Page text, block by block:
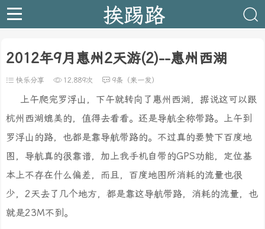
挨踢路
2012年9月惠州2天游(2)--惠州西湖
快乐分享 12,889次 9条（来一发）
上午爬完罗浮山，下午就转向了惠州西湖，据说这可以跟
杭州西湖媲美的，值得去看看。还是导航全称带路。上午到
罗浮山的路，也都是靠导航带路的。不过真的要赞下百度地
图，导航真的很靠谱，加上我手机自带的GPS功能，定位基
本上不存在什么偏差，而且，百度地图所消耗的流量也很
少，2天去了几个地方，都是靠这导航带路，消耗的流量，也
就是23M不到。